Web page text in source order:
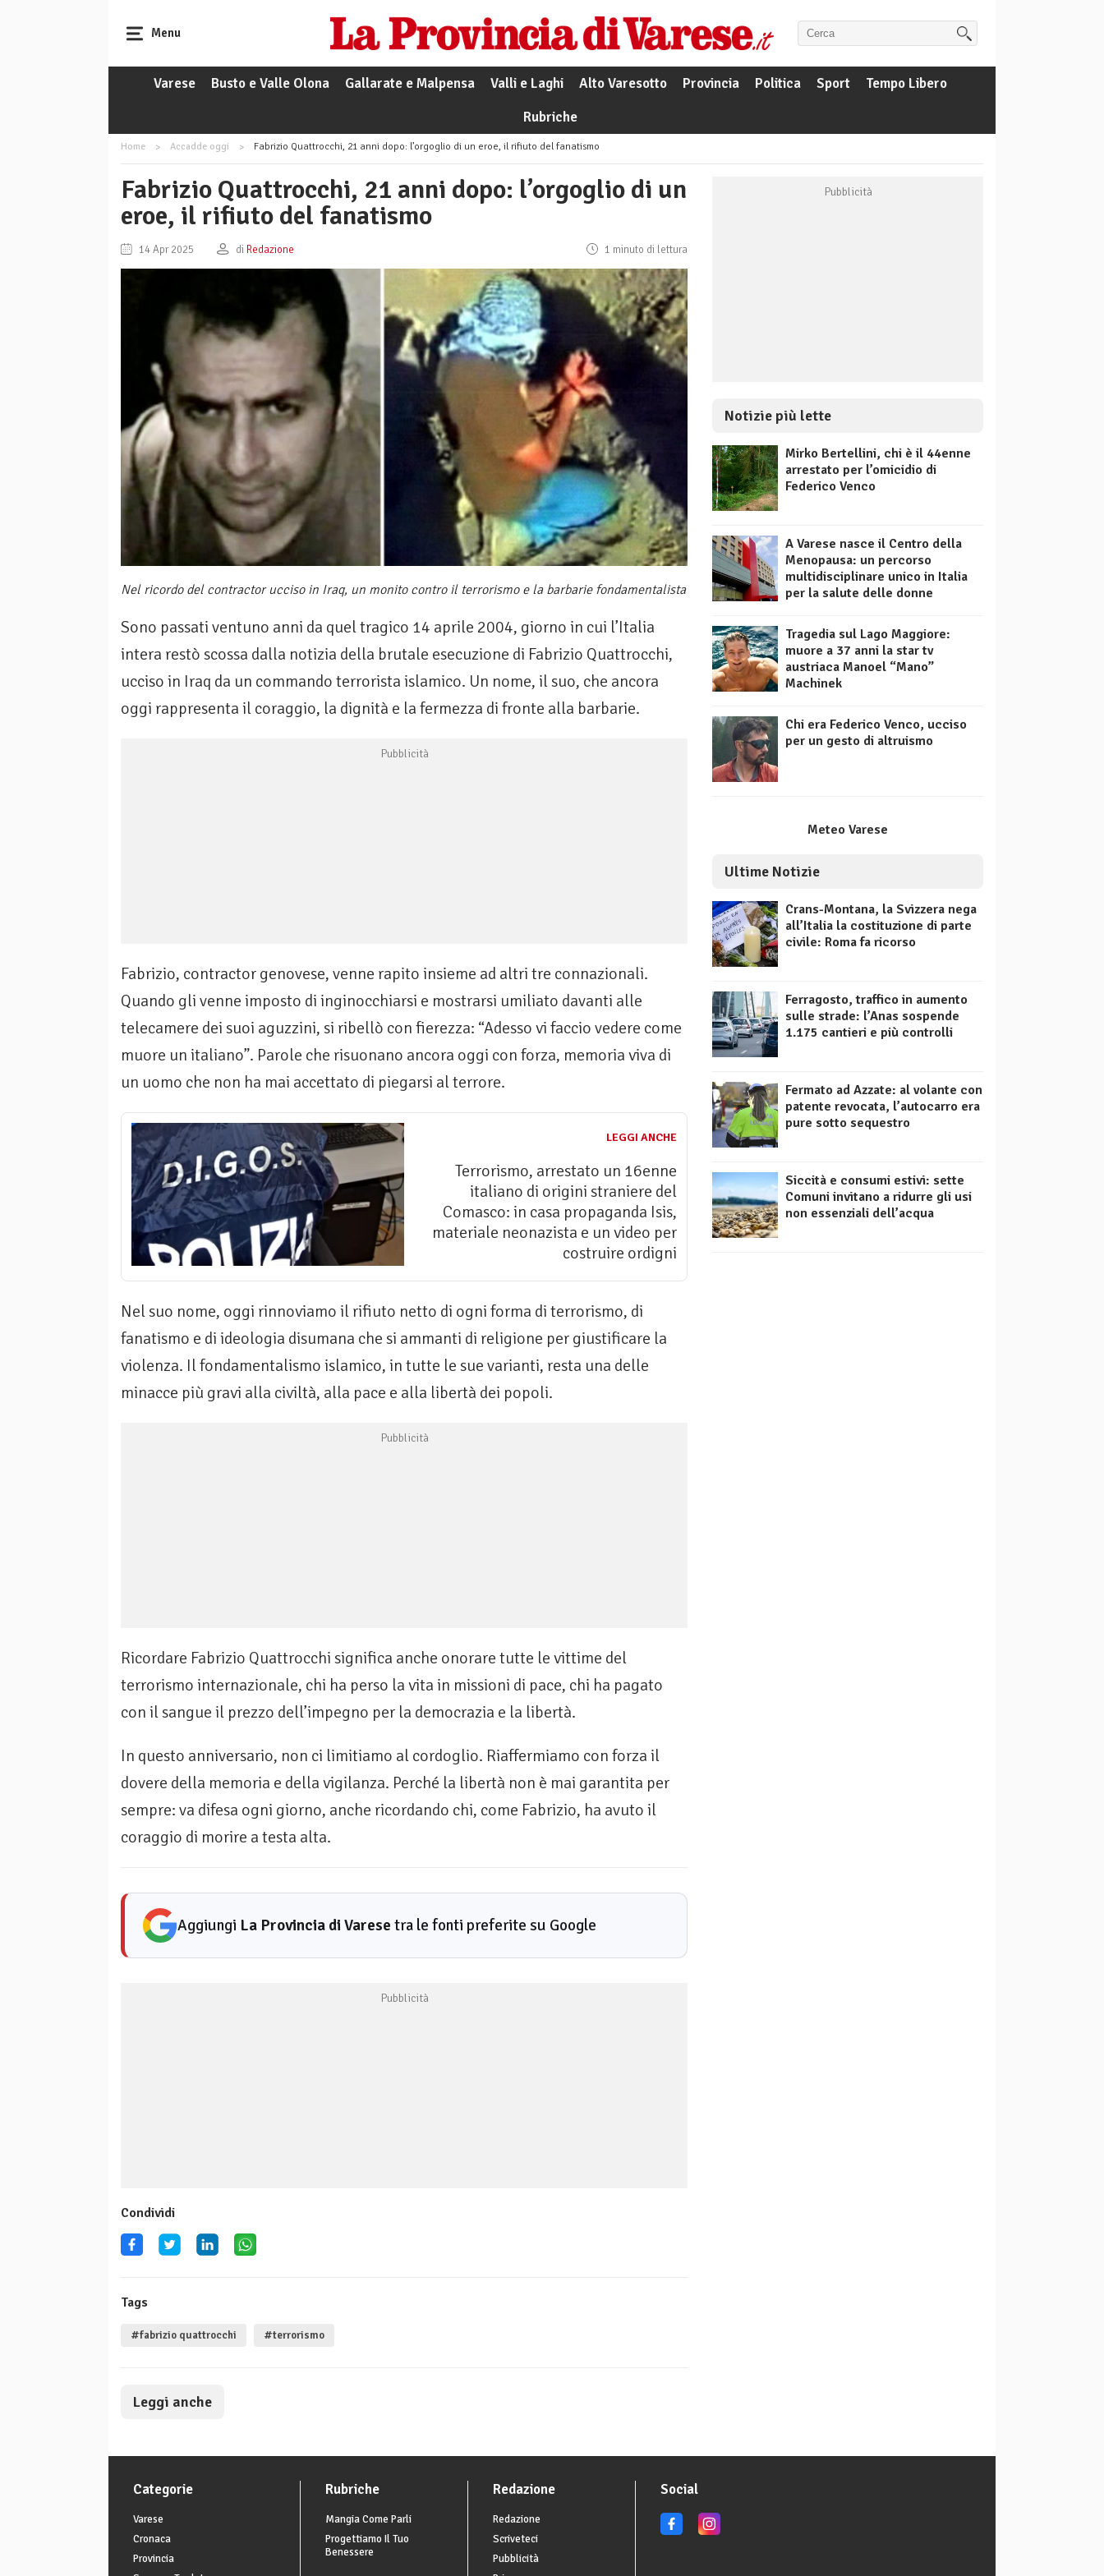
Menu
Varese Busto e Valle Olona Gallarate e Malpensa Valli e Laghi Alto Varesotto Provincia Politica Sport
Tempo Libero
Rubriche
Home Accadde oggi Fabrizio Quattrocchi, 21 anni dopo: l’orgoglio di un eroe, il rifiuto del fanatismo
Fabrizio Quattrocchi, 21 anni dopo: l’orgoglio di un
eroe, il rifiuto del fanatismo
14 Apr 2025 di Redazione 1 minuto di lettura
Nel ricordo del contractor ucciso in Iraq, un monito contro il terrorismo e la barbarie fondamentalista
Sono passati ventuno anni da quel tragico 14 aprile 2004, giorno in cui l’Italia
intera restò scossa dalla notizia della brutale esecuzione di Fabrizio Quattrocchi,
ucciso in Iraq da un commando terrorista islamico. Un nome, il suo, che ancora
oggi rappresenta il coraggio, la dignità e la fermezza di fronte alla barbarie.
Fabrizio, contractor genovese, venne rapito insieme ad altri tre connazionali.
Quando gli venne imposto di inginocchiarsi e mostrarsi umiliato davanti alle
telecamere dei suoi aguzzini, si ribellò con fierezza: “Adesso vi faccio vedere come
muore un italiano”. Parole che risuonano ancora oggi con forza, memoria viva di
un uomo che non ha mai accettato di piegarsi al terrore.
LEGGI ANCHE
Terrorismo, arrestato un 16enne
italiano di origini straniere del
Comasco: in casa propaganda Isis,
materiale neonazista e un video per
costruire ordigni
Nel suo nome, oggi rinnoviamo il rifiuto netto di ogni forma di terrorismo, di
fanatismo e di ideologia disumana che si ammanti di religione per giustificare la
violenza. Il fondamentalismo islamico, in tutte le sue varianti, resta una delle
minacce più gravi alla civiltà, alla pace e alla libertà dei popoli.
Ricordare Fabrizio Quattrocchi significa anche onorare tutte le vittime del
terrorismo internazionale, chi ha perso la vita in missioni di pace, chi ha pagato
con il sangue il prezzo dell’impegno per la democrazia e la libertà.
In questo anniversario, non ci limitiamo al cordoglio. Riaffermiamo con forza il
dovere della memoria e della vigilanza. Perché la libertà non è mai garantita per
sempre: va difesa ogni giorno, anche ricordando chi, come Fabrizio, ha avuto il
coraggio di morire a testa alta.
Aggiungi La Provincia di Varese tra le fonti preferite su Google
Condividi
Tags
#fabrizio quattrocchi #terrorismo
Leggi anche
Notizie più lette
Mirko Bertellini, chi è il 44enne
arrestato per l’omicidio di
Federico Venco
A Varese nasce il Centro della
Menopausa: un percorso
multidisciplinare unico in Italia
per la salute delle donne
Tragedia sul Lago Maggiore:
muore a 37 anni la star tv
austriaca Manoel “Mano”
Machinek
Chi era Federico Venco, ucciso
per un gesto di altruismo
Meteo Varese
Ultime Notizie
Crans-Montana, la Svizzera nega
all’Italia la costituzione di parte
civile: Roma fa ricorso
Ferragosto, traffico in aumento
sulle strade: l’Anas sospende
1.175 cantieri e più controlli
Fermato ad Azzate: al volante con
patente revocata, l’autocarro era
pure sotto sequestro
Siccità e consumi estivi: sette
Comuni invitano a ridurre gli usi
non essenziali dell’acqua
Categorie
Varese
Cronaca
Provincia
Rubriche
Mangia Come Parli
Progettiamo Il Tuo
Benessere
Redazione
Redazione
Scriveteci
Pubblicità
Social